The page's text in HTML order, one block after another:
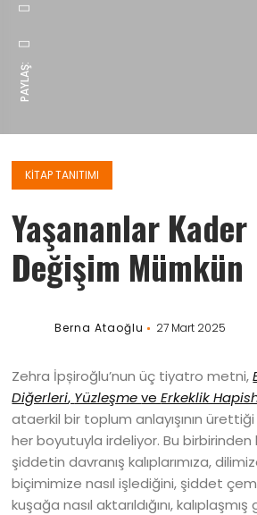
PAYLAŞ:
KITAP TANITIMI
Yaşananlar
Değişim Mümkün
Berna Ataoğlu 27 Mart 2025
Zehra İpșiroğlu’nun üç tiyatro metni,
Diğerleri, YüzleşmeveErkeklik
ataerkil bir toplum anlayışının
her boyutuyla irdeliyor. Bu birbirinden
şiddetin davranış kalıplarımıza,
biçimimize nasıl işlediğini, şiddet
kuşağa nasıl aktarıldığını,